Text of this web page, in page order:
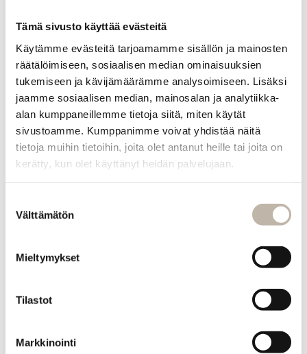
Tämä sivusto käyttää evästeitä
Käytämme evästeitä tarjoamamme sisällön ja mainosten
räätälöimiseen, sosiaalisen median ominaisuuksien
tukemiseen ja kävijämäärämme analysoimiseen. Lisäksi
jaamme sosiaalisen median, mainosalan ja analytiikka-
alan kumppaneillemme tietoja siitä, miten käytät
sivustoamme. Kumppanimme voivat yhdistää näitä
tietoja muihin tietoihin, joita olet antanut heille tai joita on
kerätty, kun olet käyttänyt heidän palvelujaan.
valinta
Välttämätön
Mieltymykset
Tilastot
Markkinointi
SIM
Kertakäyttöpyyhe
100kpl/pkt
INFO